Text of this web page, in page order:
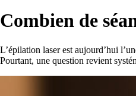
Combien de
L’épilation laser est aujourd’hui
Pourtant, une question revient